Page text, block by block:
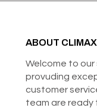
ABOUT
Welcome to our
provuding
customer
team are ready